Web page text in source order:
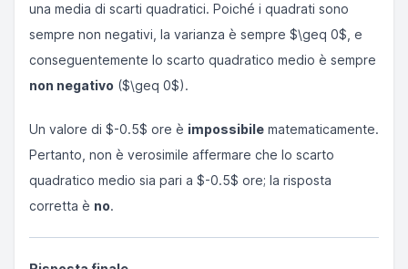
una media di scarti quadratici. Poiché i quadrati sono
sempre non negativi, la varianza è sempre $\geq 0$, e
conseguentemente lo scarto quadratico medio è sempre
non negativo ($\geq 0$).
Un valore di $-0.5$ ore è impossibile matematicamente.
Pertanto, non è verosimile affermare che lo scarto
quadratico medio sia pari a $-0.5$ ore; la risposta
corretta è no.